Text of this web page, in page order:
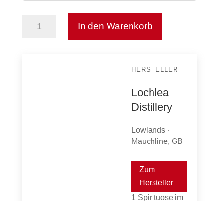
Lochlea
In den Warenkorb
HERSTELLER
Lochlea
Distillery
Lowlands ·
Mauchline, GB
Zum
Hersteller
1 Spirituose im